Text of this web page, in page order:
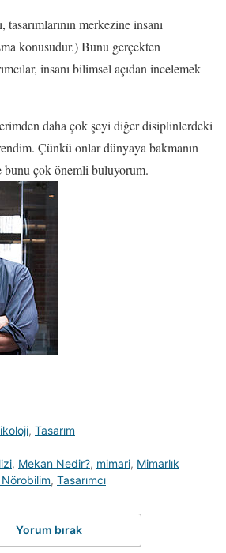
tasarımlarının merkezine insanı
konusudur.) Bunu gerçekten
insanı bilimsel açıdan incelemek
daha çok şeyi diğer disiplinlerdeki
Çünkü onlar dünyaya bakmanın
çok önemli buluyorum.
, Tasarım
, Mekan Nedir?, mimari, Mimarlık
Nörobilim, Tasarımcı
Yorum bırak